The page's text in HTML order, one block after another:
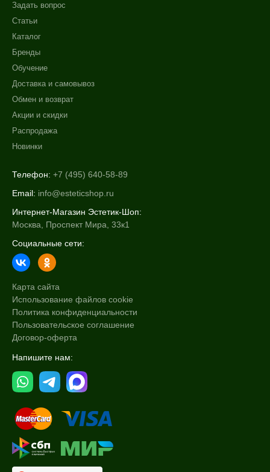
Задать вопрос
Статьи
Каталог
Бренды
Обучение
Доставка и самовывоз
Обмен и возврат
Акции и скидки
Распродажа
Новинки
Телефон: +7 (495) 640-58-89
Email: info@esteticshop.ru
Интернет-Магазин Эстетик-Шоп:
Москва, Проспект Мира, 33к1
Социальные сети:
Карта сайта
Использование файлов cookie
Политика конфиденциальности
Пользовательское соглашение
Договор-оферта
Напишите нам: